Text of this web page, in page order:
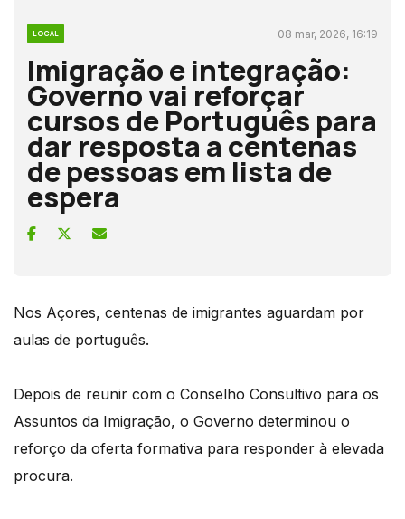
LOCAL 08 mar, 2026, 16:19
Imigração e integração:
Governo vai reforçar
cursos de Português para
dar resposta a centenas
de pessoas em lista de
espera
Nos Açores, centenas de imigrantes aguardam por
aulas de português.
Depois de reunir com o Conselho Consultivo para os
Assuntos da Imigração, o Governo determinou o
reforço da oferta formativa para responder à elevada
procura.